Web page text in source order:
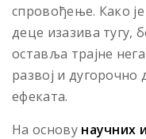
спровођење. Како
деце изазива тугу,
оставља трајне
развој и
ефеката.
На основу научних